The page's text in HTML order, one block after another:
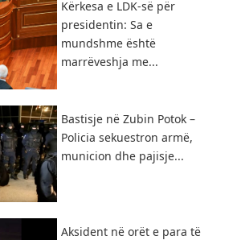
Kërkesa e LDK-së për
presidentin: Sa e
mundshme është
marrëveshja me...
Bastisje në Zubin Potok –
Policia sekuestron armë,
municion dhe pajisje...
Aksident në orët e para të